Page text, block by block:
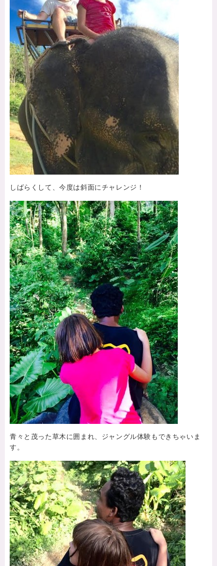
しばらくして、今度は斜面にチャレンジ！
青々と茂った草木に囲まれ、ジャングル体験もできちゃいま
す。